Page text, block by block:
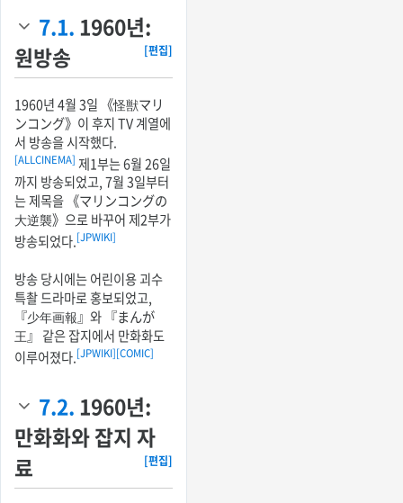
7.1. 1960년:
원방송
[편집]
1960년 4월 3일 《怪獣マリ
ンコング》이 후지 TV 계열에
서 방송을 시작했다.
[ALLCINEMA] 제1부는 6월 26일
까지 방송되었고, 7월 3일부터
는 제목을 《マリンコングの
大逆襲》으로 바꾸어 제2부가
방송되었다.[JPWIKI]
방송 당시에는 어린이용 괴수
특촬 드라마로 홍보되었고,
『少年画報』와 『まんが
王』 같은 잡지에서 만화화도
이루어졌다.[JPWIKI][COMIC]
7.2. 1960년:
만화화와 잡지 자
료
[편집]